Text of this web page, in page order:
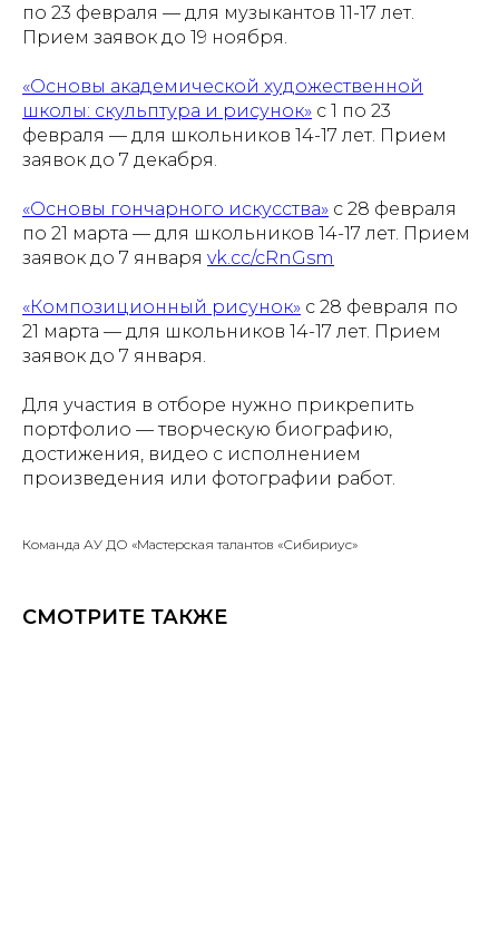
по 23 февраля — для музыкантов 11-17 лет.
Прием заявок до 19 ноября.
«Основы академической художественной
школы: скульптура и рисунок» с 1 по 23
февраля — для школьников 14-17 лет. Прием
заявок до 7 декабря.
«Основы гончарного искусства» с 28 февраля
по 21 марта — для школьников 14-17 лет. Прием
заявок до 7 января vk.cc/cRnGsm
«Композиционный рисунок» с 28 февраля по
21 марта — для школьников 14-17 лет. Прием
заявок до 7 января.
Для участия в отборе нужно прикрепить
портфолио — творческую биографию,
достижения, видео с исполнением
произведения или фотографии работ.
Команда АУ ДО «Мастерская талантов «Сибириус»
СМОТРИТЕ ТАКЖЕ